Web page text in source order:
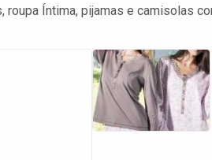
roupa Íntima, pijamas e camisolas